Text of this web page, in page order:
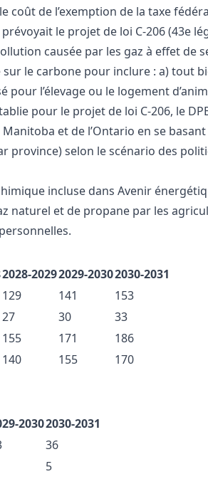
de l’exemption de la taxe
le projet de loi C-206 (43e
causée par les gaz à effet de
le carbone pour inclure : a) tout
l’élevage ou le logement
pour le projet de loi C-206, le
et de l’Ontario en se
selon le scénario des
incluse dans Avenir
naturel et de propane par les
2028-20292029-20302030-2031
129 141
153
27 30
33
155 171
186
140 155 170
20302030-2031
36
5